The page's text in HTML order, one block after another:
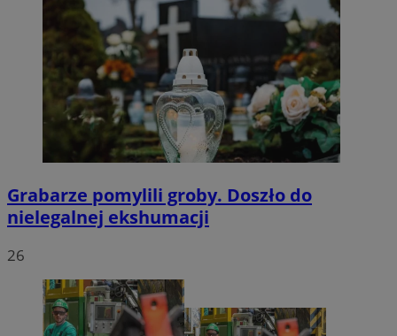
Grabarze pomylili groby. Doszło do
nielegalnej ekshumacji
26